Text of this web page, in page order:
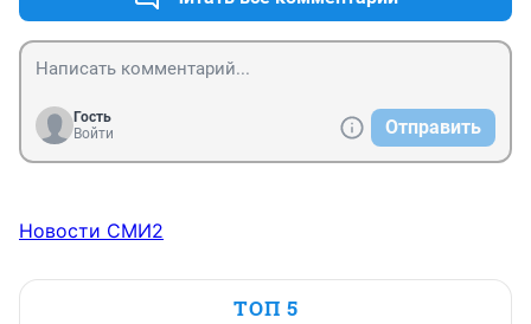
Гость
Войти
Отправить
Новости СМИ2
ТОП 5